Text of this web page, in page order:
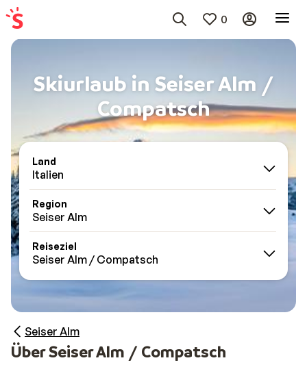
0
Skiurlaub in Seiser Alm /
Compatsch
Land
Italien
Region
Seiser Alm
Reiseziel
Seiser Alm / Compatsch
Seiser Alm
Über Seiser Alm / Compatsch